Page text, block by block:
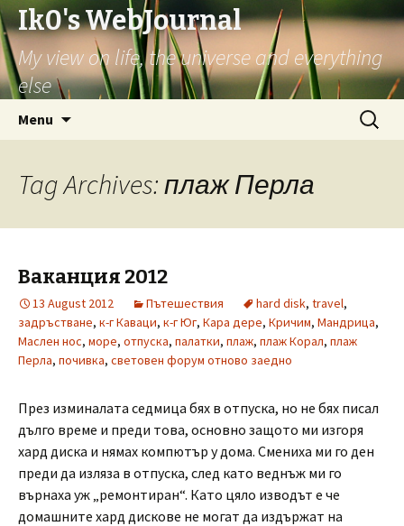
Ik0's WebJournal
My view on life, the universe and everything
else
Menu
Search
for:
Tag Archives: плаж Перла
Ваканция 2012
13 August 2012 Пътешествия hard disk, travel,
задръстване, к-г Каваци, к-г Юг, Кара дере, Кричим, Мандрица,
Маслен нос, море, отпуска, палатки, плаж, плаж Корал, плаж
Перла, почивка, световен форум отново заедно
През изминалата седмица бях в отпуска, но не бях писал
дълго време и преди това, основно защото ми изгоря
хард диска и нямах компютър у дома. Смениха ми го ден
преди да изляза в отпуска, след като веднъж ми го
върнаха уж „ремонтиран“. Като цяло изводът е че
домашните хард дискове не могат да издържат на